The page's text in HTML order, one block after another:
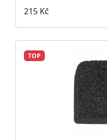
215 Kč
TOP